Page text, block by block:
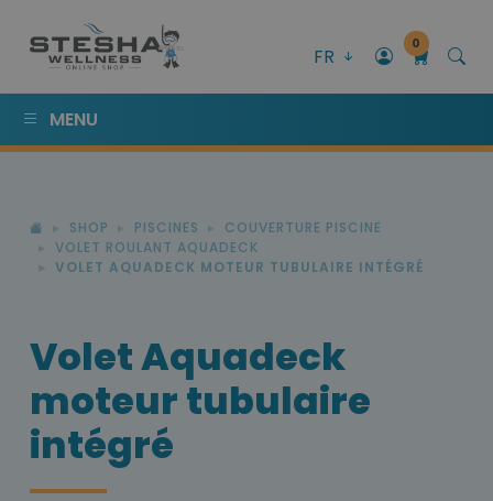
FR
0
MENU
SHOP PISCINES
COUVERTURE PISCINE
VOLET ROULANT AQUADECK
VOLET AQUADECK MOTEUR TUBULAIRE INTÉGRÉ
Volet Aquadeck
moteur tubulaire
intégré